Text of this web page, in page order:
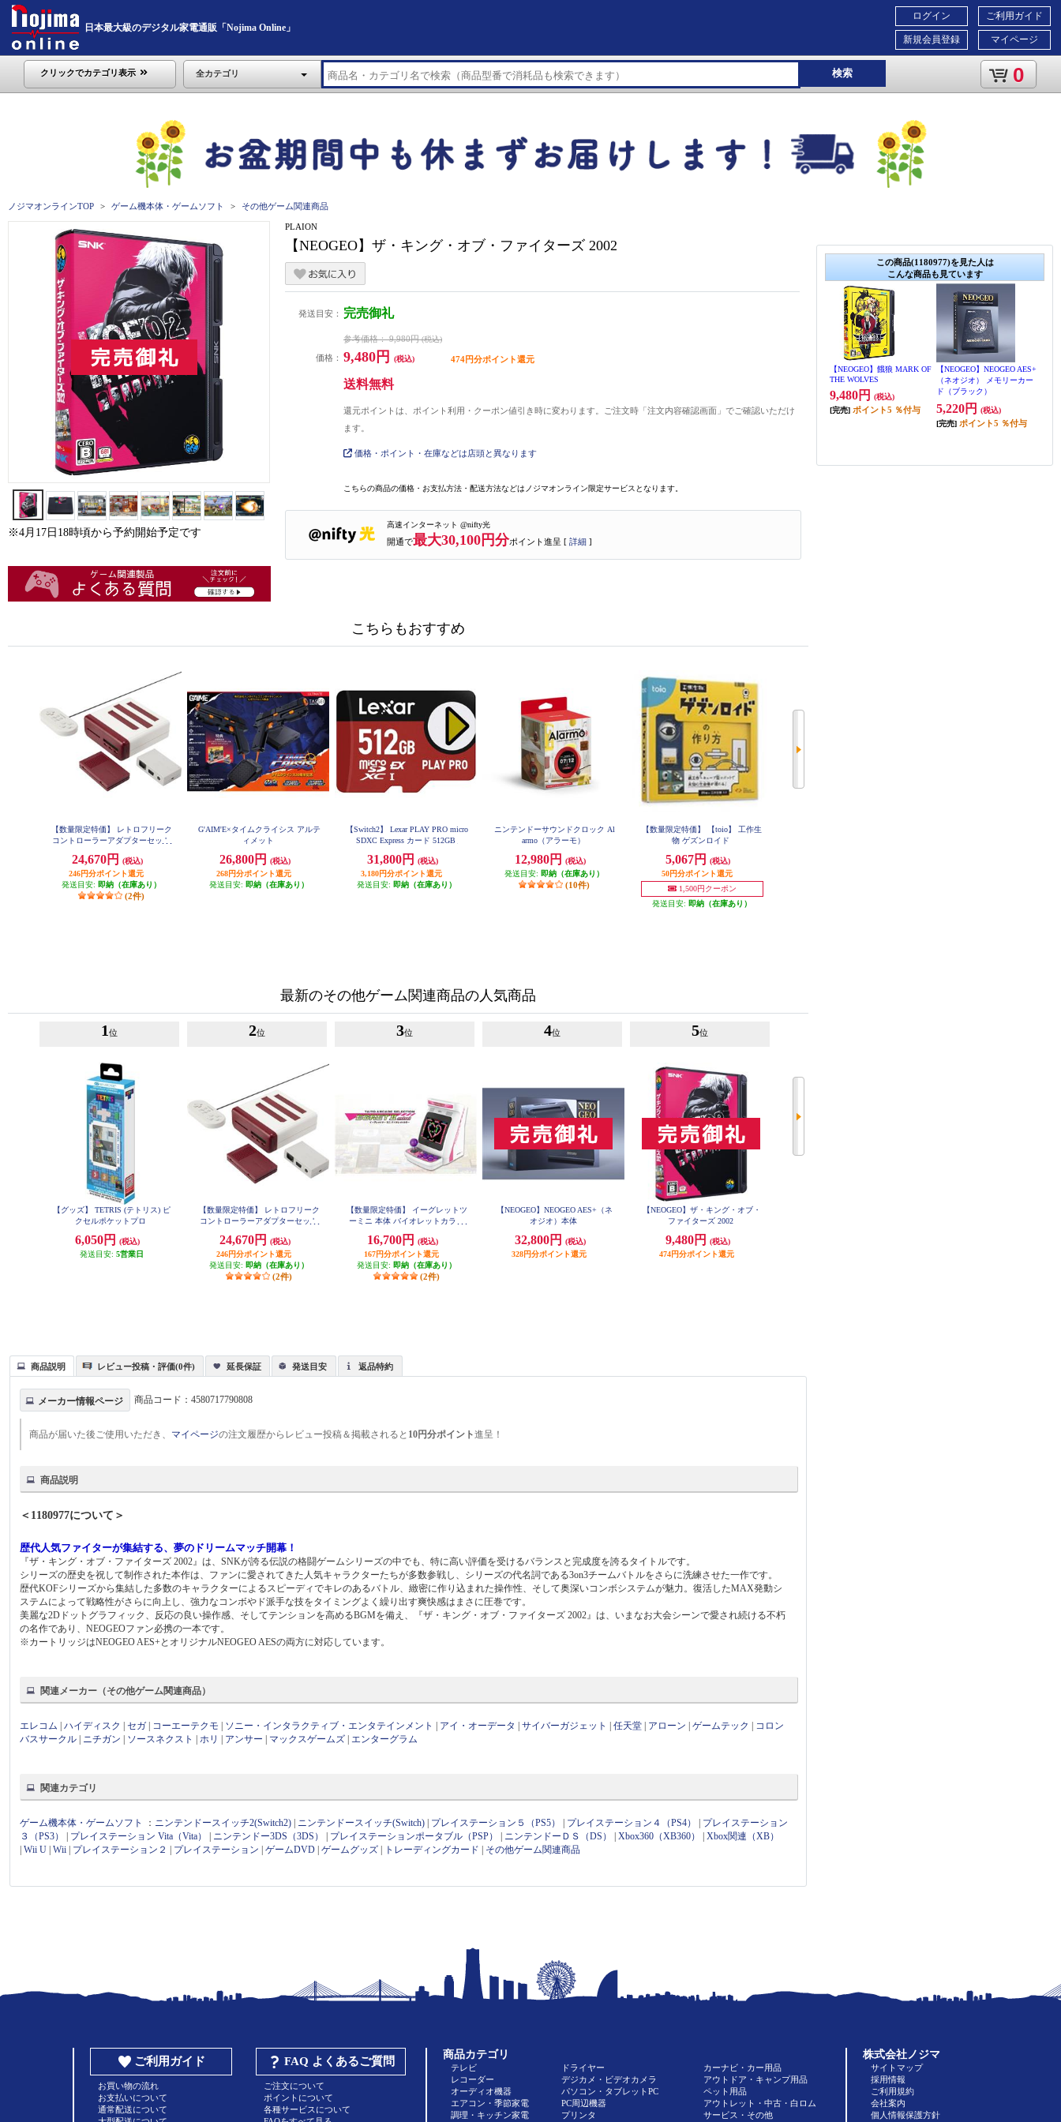
日本最大級のデジタル家電通販「Nojima Online」
ご利用ガイド
マイページ
ログイン
新規会員登録
クリックでカテゴリ表示 全カテゴリ 検索 0
ノジマオンラインTOP ゲーム機本体・ゲームソフト その他ゲーム関連商品
この商品(1180977)を見た人は
こんな商品も見ています
【NEOGEO】餓狼 MARK OF
THE WOLVES
9,480円
(税込)
[完売] ポイント5 ％付与
【NEOGEO】NEOGEO AES+
（ネオジオ） メモリーカー
ド（ブラック）
5,220円
(税込)
[完売] ポイント5 ％付与
※4月17日18時頃から予約開始予定です
PLAION
【NEOGEO】ザ・キング・オブ・ファイターズ 2002
発送目安： 完売御礼
価格：
参考価格： 9,980円(税込)
9,480円 (税込) 474円分ポイント還元
送料無料
還元ポイントは、ポイント利用・クーポン値引き時に変わります。ご注文時「注文内容確認画面」でご確認いただけ
ます。
価格・ポイント・在庫などは店頭と異なります
こちらの商品の価格・お支払方法・配送方法などはノジマオンライン限定サービスとなります。
高速インターネット @nifty光
開通で最大30,100円分ポイント進呈 [ 詳細 ]
こちらもおすすめ
【数量限定特価】 レトロフリーク
コントローラーアダプターセット
24,670円
(税込)
246円分ポイント還元
発送目安: 即納（在庫あり）
(2件)
G'AIM'E×タイムクライシス アルテ
ィメット
26,800円
(税込)
268円分ポイント還元
発送目安: 即納（在庫あり）
【Switch2】 Lexar PLAY PRO micro
SDXC Express カード 512GB
31,800円
(税込)
3,180円分ポイント還元
発送目安: 即納（在庫あり）
ニンテンドーサウンドクロック Al
armo（アラーモ）
12,980円
(税込)
発送目安: 即納（在庫あり）
(10件)
【数量限定特価】 【toio】 工作生
物 ゲズンロイド
5,067円
(税込)
50円分ポイント還元
1,500円クーポン
発送目安: 即納（在庫あり）
最新のその他ゲーム関連商品の人気商品
1 位
【グッズ】 TETRIS (テトリス) ピ
クセルポケットプロ
6,050円
(税込)
発送目安: 5営業日
2位
【数量限定特価】 レトロフリーク
コントローラーアダプターセット
24,670円
(税込)
246円分ポイント還元
発送目安: 即納（在庫あり）
(2件)
3位
【数量限定特価】 イーグレットツ
ーミニ 本体 バイオレットカラー
16,700円
(税込)
167円分ポイント還元
発送目安: 即納（在庫あり）
(2件)
4位
【NEOGEO】NEOGEO AES+（ネ
オジオ）本体
32,800円
(税込)
328円分ポイント還元
5位
【NEOGEO】ザ・キング・オブ・
ファイターズ 2002
9,480円
(税込)
474円分ポイント還元
商品説明 レビュー投稿・評価(0件) 延長保証 発送目安 返品特約
メーカー情報ページ 商品コード：4580717790808
商品が届いた後ご使用いただき、 マイページの注文履歴からレビュー投稿＆掲載されると 10円分ポイント進呈！
商品説明
＜1180977について＞
歴代人気ファイターが集結する、夢のドリームマッチ開幕！
『ザ・キング・オブ・ファイターズ 2002』は、SNKが誇る伝説の格闘ゲームシリーズの中でも、特に高い評価を受けるバランスと完成度を誇るタイトルです。
シリーズの歴史を祝して制作された本作は、ファンに愛されてきた人気キャラクターたちが多数参戦し、シリーズの代名詞である3on3チームバトルをさらに洗練させた一作です。
歴代KOFシリーズから集結した多数のキャラクターによるスピーディでキレのあるバトル、緻密に作り込まれた操作性、そして奥深いコンボシステムが魅力。復活したMAX発動シ
ステムによって戦略性がさらに向上し、強力なコンボやド派手な技をタイミングよく繰り出す爽快感はまさに圧巻です。
美麗な2Dドットグラフィック、反応の良い操作感、そしてテンションを高めるBGMを備え、『ザ・キング・オブ・ファイターズ 2002』は、いまなお大会シーンで愛され続ける不朽
の名作であり、NEOGEOファン必携の一本です。
※カートリッジはNEOGEO AES+とオリジナルNEOGEO AESの両方に対応しています。
関連メーカー（その他ゲーム関連商品）
エレコム |ハイディスク |セガ | コーエーテクモ | ソニー・インタラクティブ・エンタテインメント | アイ・オーデータ |サイバーガジェット |任天堂 | アローン |ゲームテック | コロン
バスサークル | ニチガン | ソースネクスト |ホリ | アンサー | マックスゲームズ | エンターグラム
関連カテゴリ
ゲーム機本体・ゲームソフト ： ニンテンドースイッチ2(Switch2) | ニンテンドースイッチ(Switch) | プレイステーション５（PS5） | プレイステーション４（PS4） | プレイステーション
３（PS3）
| プレイステーション Vita（Vita） | ニンテンドー3DS（3DS） | プレイステーションポータブル（PSP） | ニンテンドーＤＳ（DS） |Xbox360（XB360） |Xbox関連（XB）
|Wii U |Wii | プレイステーション２ | プレイステーション |ゲームDVD |ゲームグッズ | トレーディングカード | その他ゲーム関連商品
ご利用ガイド
お買い物の流れ
お支払いについて
通常配送について
FAQ よくあるご質問
ご注文について
ポイントについて
各種サービスについて
商品カテゴリ
テレビ
レコーダー
オーディオ機器
エアコン・季節家電
調理・キッチン家電
ドライヤー
デジカメ・ビデオカメラ
パソコン・タブレットPC
PC周辺機器
プリンタ
カーナビ・カー用品
アウトドア・キャンプ用品
ペット用品
アウトレット・中古・白ロム
サービス・その他
株式会社ノジマ
サイトマップ
採用情報
ご利用規約
会社案内
個人情報保護方針